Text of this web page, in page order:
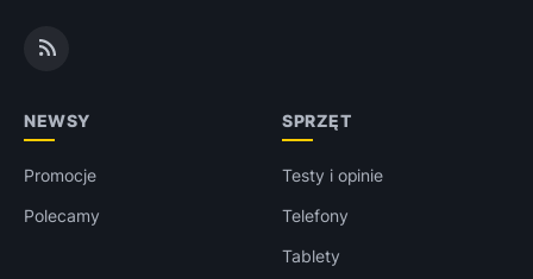
NEWSY
Promocje
Polecamy
SPRZĘT
Testy i opinie
Telefony
Tablety